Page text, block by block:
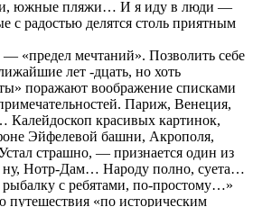
южные пляжи… И я иду в люди —
с радостью делятся столь приятным
— «предел мечтаний». Позволить себе
лет -дцать, но хоть
поражают воображение списками
Париж, Венеция,
красивых картинок,
Эйфелевой башни, Акрополя,
страшно, — признается один из
Нотр-Дам… Народу полно, суета…
рыбалку с ребятами, по-простому…»
путешествия «по историческим